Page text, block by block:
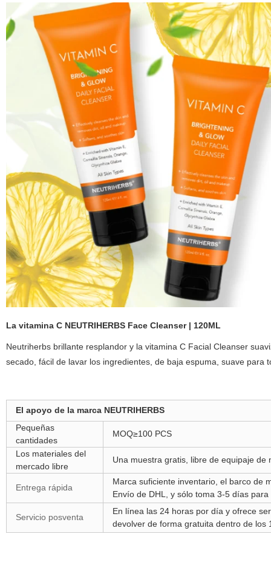
La vitamina C NEUTRIHERBS Face Cleanser | 120ML
Neutriherbs brillante resplandor y la vitamina C Facial Cleanser
secado, fácil de lavar los ingredientes, de baja espuma, suave para
El apoyo de la marca NEUTRIHERBS
Pequeñas
cantidades
MOQ≥100 PCS
Los materiales del
mercado libre
Una muestra gratis, libre de equipaje
Entrega rápida
Marca suficiente inventario, el barco de
Envío de DHL, y sólo toma 3-5 días
Servicio posventa
En línea las 24 horas por día y ofrece
devolver de forma gratuita dentro de los